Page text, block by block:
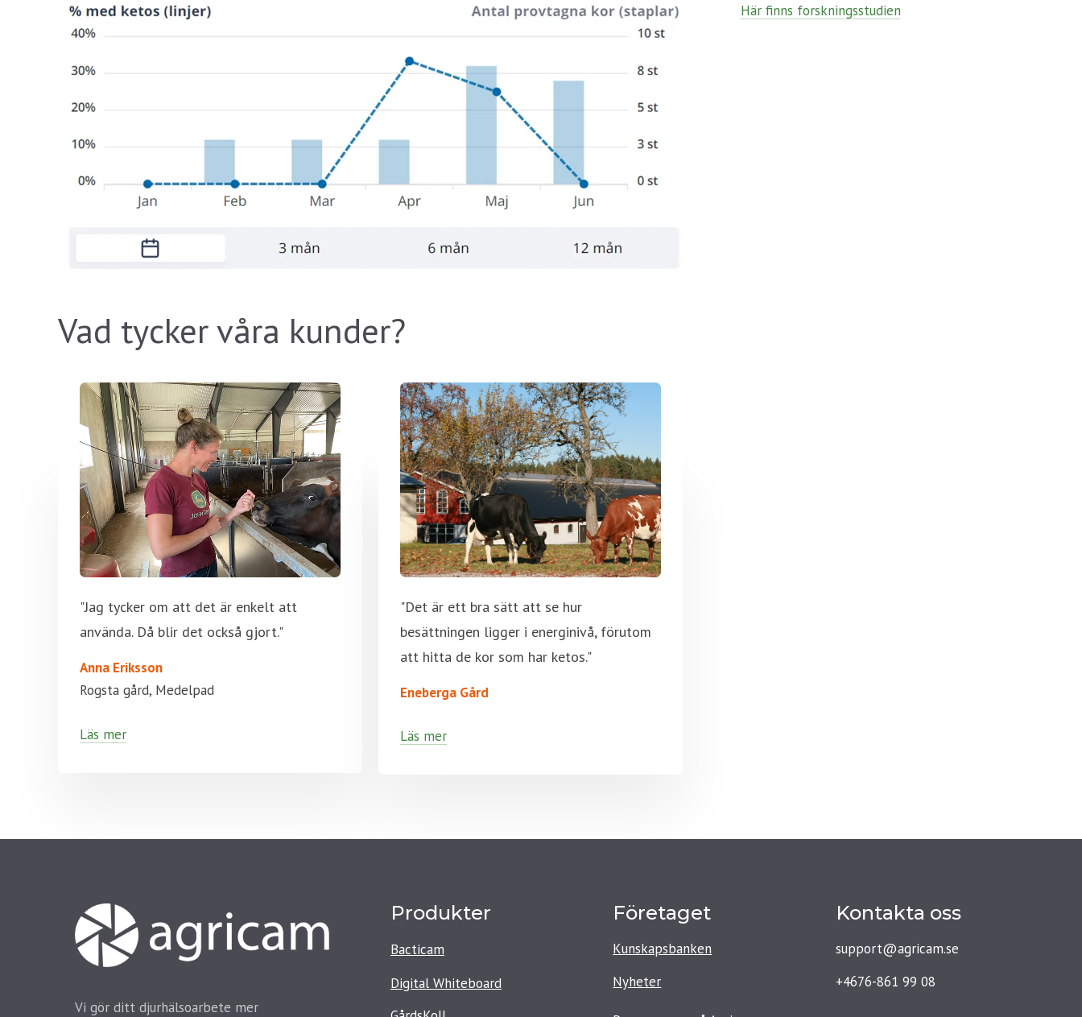
Vad tycker våra kunder?
"Jag tycker om att det är enkelt att
använda. Då blir det också gjort."
Anna Eriksson
Rogsta gård, Medelpad
Läs mer
"Det är ett bra sätt att se hur
besättningen ligger i energinivå, förutom
att hitta de kor som har ketos."
Eneberga Gård
Läs mer
Här finns forskningsstudien
Vi gör ditt djurhälsoarbete mer
Produkter
Bacticam
Digital Whiteboard
Företaget
Kunskapsbanken
Nyheter
Kontakta oss
support@agricam.se
+4676-861 99 08